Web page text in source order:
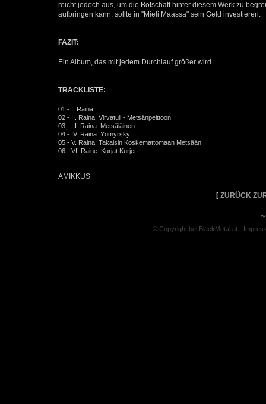
reicht jedoch aus, um die Botschaft hinter diesem Werk zu
aufbringen kann, sollte in "Mieli Maassa" sein Geld investieren.
FAZIT:
Ein Album, das mit jedem Durchlauf größer wird.
TRACKLISTE:
01 - I. Raina
02 - II. Raina: Virvatuli - Metsänpeittoon
03 - III. Raina: Metsäläinen
04 - IV. Raina: Yömyrsky
05 - V. Raina: Takaisin Koskemattomaan Metsään
06 - VI. Raine: Kurjat Kurjet
AMIKKUS
[ ZURÜCK
© Copyright bei BlackMetal.at -